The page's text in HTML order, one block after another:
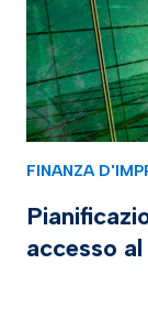
FINANZA
accesso